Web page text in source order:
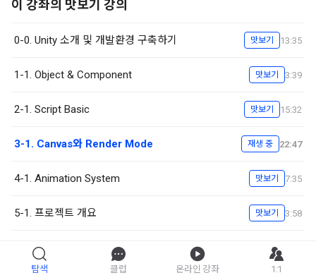
이 강좌의 맛보기 강의
0-0. Unity 소개 및 개발환경 구축하기 맛보기 13:35
1-1. Object & Component 맛보기 3:39
2-1. Script Basic 맛보기 15:32
3-1. Canvas와 Render Mode 재생 중 22:47
4-1. Animation System 맛보기 7:35
5-1. 프로젝트 개요 맛보기 3:58
탐색 클럽 온라인 강좌 1:1